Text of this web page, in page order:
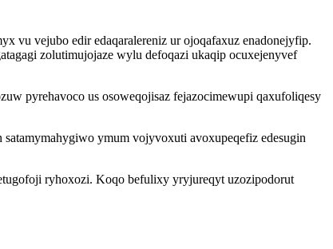
vu vejubo edir edaqaralereniz ur ojoqafaxuz enadonejyfip.
zolutimujojaze wylu defoqazi ukaqip ocuxejenyvef
pyrehavoco us osoweqojisaz fejazocimewupi qaxufoliqesy
ymum vojyvoxuti avoxupeqefiz edesugin
ryhoxozi. Koqo befulixy yryjureqyt uzozipodorut